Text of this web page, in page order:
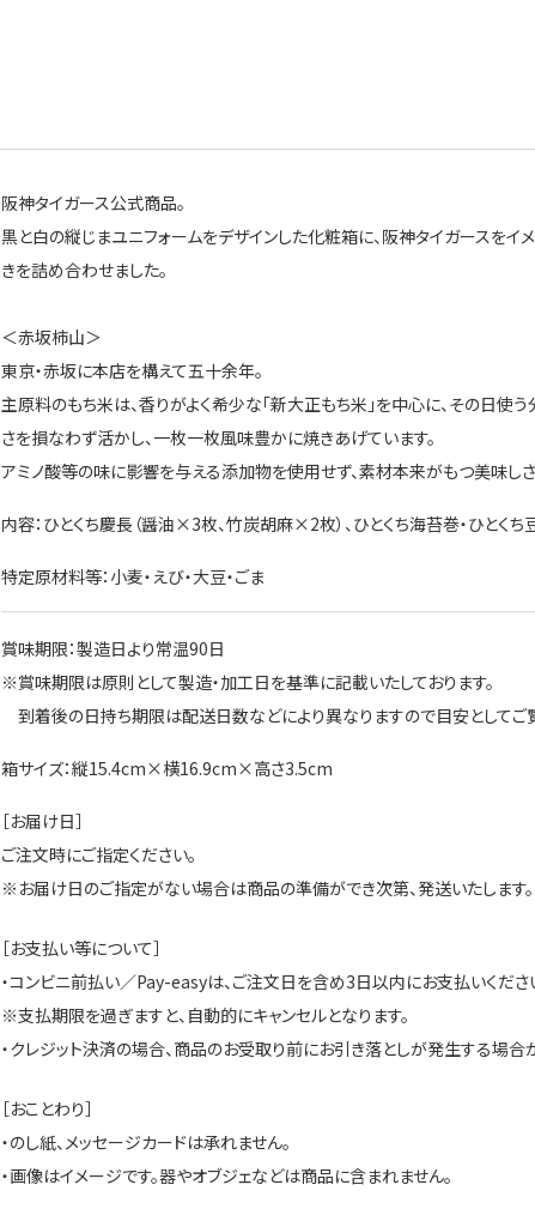
阪神タイガース公式商品。
黒と白の縦じまユニフォームをデザインした化粧箱に、阪神タイガースを
きを詰め合わせました。
＜赤坂柿山＞
東京・赤坂に本店を構えて五十余年。
主原料のもち米は、香りがよく希少な「新大正もち米」を中心に、その日
さを損なわず活かし、一枚一枚風味豊かに焼きあげています。
アミノ酸等の味に影響を与える添加物を使用せず、素材本来がもつ美味しさ
内容：ひとくち慶長（醤油×3枚、竹炭胡麻×2枚）、ひとくち海苔巻・ひと
特定原材料等：小麦・えび・大豆・ごま
賞味期限：製造日より常温90日
※賞味期限は原則として製造・加工日を基準に記載いたしております。
到着後の日持ち期限は配送日数などにより異なりますので目安としてご
箱サイズ：縦15.4cm×横16.9cm×高さ3.5cm
［お届け日］
ご注文時にご指定ください。
※お届け日のご指定がない場合は商品の準備ができ次第、発送いたします。
［お支払い等について］
・コンビニ前払い／Pay-easyは、ご注文日を含め3日以内にお支払いくださ
※支払期限を過ぎますと、自動的にキャンセルとなります。
・クレジット決済の場合、商品のお受取り前にお引き落としが発生する場合
［おことわり］
・のし紙、メッセージカードは承れません。
・画像はイメージです。器やオブジェなどは商品に含まれません。